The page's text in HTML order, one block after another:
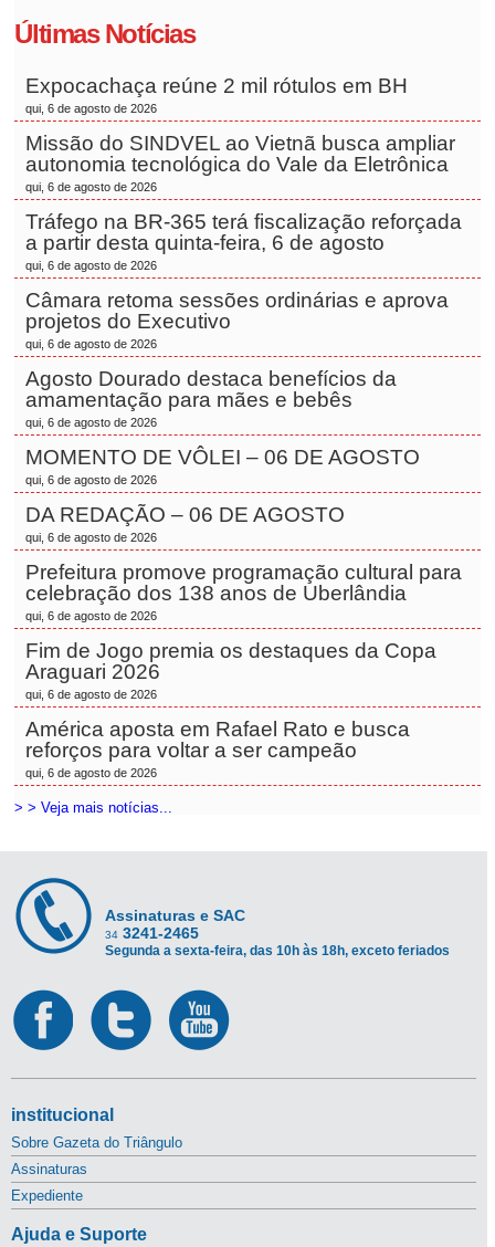
Últimas Notícias
Expocachaça reúne 2 mil rótulos em BH
qui, 6 de agosto de 2026
Missão do SINDVEL ao Vietnã busca ampliar
autonomia tecnológica do Vale da Eletrônica
qui, 6 de agosto de 2026
Tráfego na BR-365 terá fiscalização reforçada
a partir desta quinta-feira, 6 de agosto
qui, 6 de agosto de 2026
Câmara retoma sessões ordinárias e aprova
projetos do Executivo
qui, 6 de agosto de 2026
Agosto Dourado destaca benefícios da
amamentação para mães e bebês
qui, 6 de agosto de 2026
MOMENTO DE VÔLEI – 06 DE AGOSTO
qui, 6 de agosto de 2026
DA REDAÇÃO – 06 DE AGOSTO
qui, 6 de agosto de 2026
Prefeitura promove programação cultural para
celebração dos 138 anos de Uberlândia
qui, 6 de agosto de 2026
Fim de Jogo premia os destaques da Copa
Araguari 2026
qui, 6 de agosto de 2026
América aposta em Rafael Rato e busca
reforços para voltar a ser campeão
qui, 6 de agosto de 2026
> > Veja mais notícias...
Assinaturas e SAC
34 3241-2465
Segunda a sexta-feira, das 10h às 18h, exceto feriados
institucional
Sobre Gazeta do Triângulo
Assinaturas
Expediente
Ajuda e Suporte